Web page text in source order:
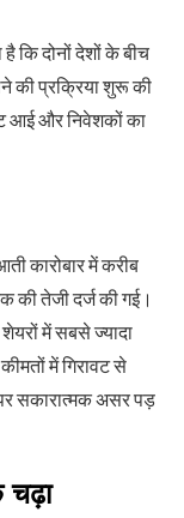
है कि दोनों देशों के बीच
की प्रक्रिया शुरू की
आई और निवेशकों का
कारोबार में करीब
की तेजी दर्ज की गई।
में सबसे ज्यादा
में गिरावट से
सकारात्मक असर पड़
चढ़ा